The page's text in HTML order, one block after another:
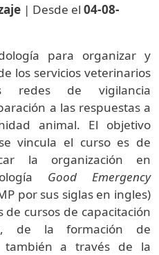
| Desde el 04-08-
para organizar y
los servicios veterinarios
de vigilancia
a las respuestas a
animal. El objetivo
vincula el curso es de
la organización en
Good Emergency
por sus siglas en ingles)
cursos de capacitación
de la formación de
también a través de la